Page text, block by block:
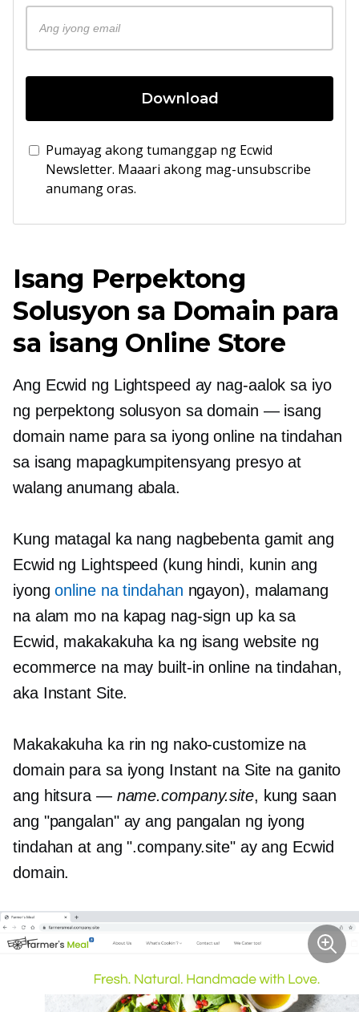
Download
Pumayag akong tumanggap ng Ecwid
Newsletter. Maaari akong mag-unsubscribe
anumang oras.
Isang Perpektong
Solusyon sa Domain para
sa isang Online Store
Ang Ecwid ng Lightspeed ay nag-aalok sa iyo
ng perpektong solusyon sa domain — isang
domain name para sa iyong online na tindahan
sa isang mapagkumpitensyang presyo at
walang anumang abala.
Kung matagal ka nang nagbebenta gamit ang
Ecwid ng Lightspeed (kung hindi, kunin ang
iyongonline na tindahan ngayon), malamang
na alam mo na kapag nag-sign up ka sa
Ecwid, makakakuha ka ng isang website ng
ecommerce na may built-in online na tindahan,
aka Instant Site.
Makakakuha ka rin ng nako-customize na
domain para sa iyong Instant na Site na ganito
ang hitsura — name.company.site, kung saan
ang "pangalan" ay ang pangalan ng iyong
tindahan at ang ".company.site" ay ang Ecwid
domain.